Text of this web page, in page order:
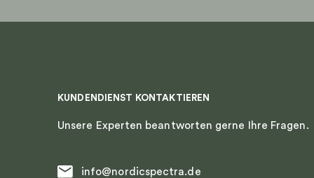
KUNDENDIENST KONTAKTIEREN
Unsere Experten beantworten gerne Ihre Fragen.
info@nordicspectra.de